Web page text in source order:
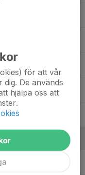
för att vår
De används
hjälpa oss att